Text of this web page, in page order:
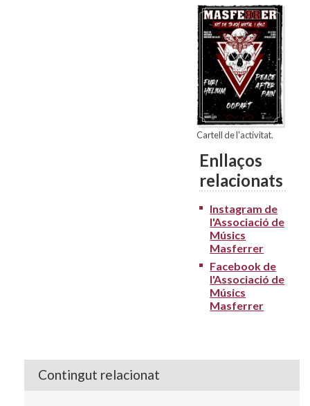
Cartell de l'activitat.
Enllaços
relacionats
Instagram de
l'Associació de
Músics
Masferrer
Facebook de
l'Associació de
Músics
Masferrer
Contingut relacionat